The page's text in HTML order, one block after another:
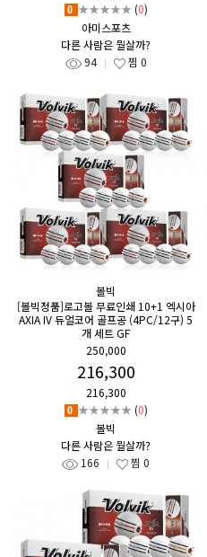
0 ★★★★★ (0)
아미스포츠
다른 사람은 뭘살까?
94
찜 0
볼빅
[볼빅정품]로고볼 무료인쇄 10+1 엑시아
AXIA IV 듀얼코어 골프공 (4PC/12구) 5
개 세트 GF
250,000
216,300
216,300
0 ★★★★★ (0)
볼빅
다른 사람은 뭘살까?
166
찜 0